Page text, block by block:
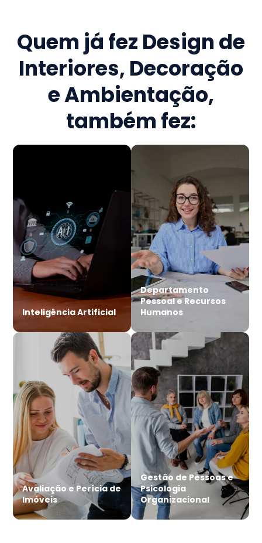
Quem já fez Design de
Interiores, Decoração
e Ambientação,
também fez:
Inteligência Artificial
Departamento
Pessoal e Recursos
Humanos
Avaliação e Perícia de
Imóveis
Gestão de Pessoas e
Psicologia
Organizacional